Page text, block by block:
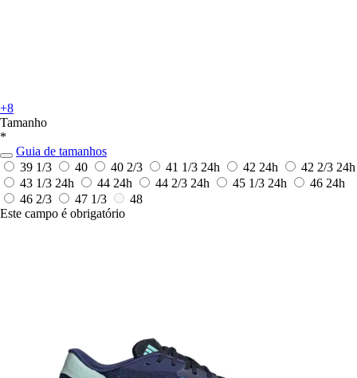
+8
Tamanho
*
Guia de tamanhos
39 1/3
40 40 2/3 41 1/3 24h 42 24h 42 2/3 24h
43 1/3 24h 44 24h 44 2/3 24h 45 1/3 24h 46 24h
46 2/3
47 1/3
48
Este campo é obrigatório